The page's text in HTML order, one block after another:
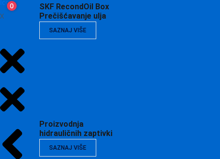
SKF RecondOil Box
Prečišćavanje ulja
SAZNAJ VIŠE
Proizvodnja
hidrauličnih zaptivki
SAZNAJ VIŠE
0
X